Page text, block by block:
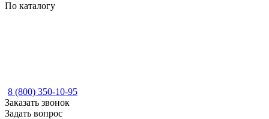
По каталогу
8 (800) 350-10-95
Заказать звонок
Задать вопрос